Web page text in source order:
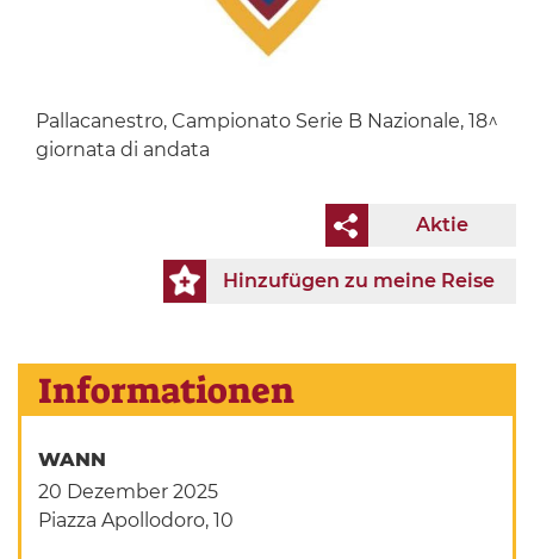
Pallacanestro, Campionato Serie B Nazionale, 18^
giornata di andata
Aktie
Hinzufügen zu meine Reise
Informationen
WANN
20 Dezember 2025
Piazza Apollodoro, 10